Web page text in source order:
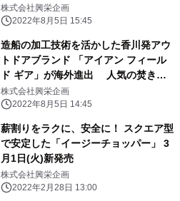
の加工技術を 活かしたブランド“アイ
アンフィールドギア”が初コラボ
株式会社興栄企画
2022年8月5日 15:45
造船の加工技術を活かした香川発アウ
トドアブランド 「アイアン フィール
ド ギア」が海外進出 人気の焚き火
台などが台湾・中国にて発売
株式会社興栄企画
2022年8月5日 14:45
薪割りをラクに、安全に！ スクエア型
で安定した「イージーチョッパー」 3
月1日(火)新発売
株式会社興栄企画
2022年2月28日 13:00